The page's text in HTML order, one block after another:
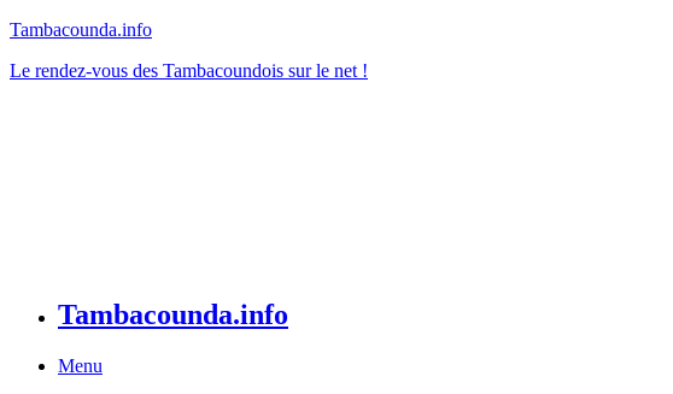
Tambacounda.info
Le rendez-vous des Tambacoundois sur le net !
Tambacounda.info
Menu